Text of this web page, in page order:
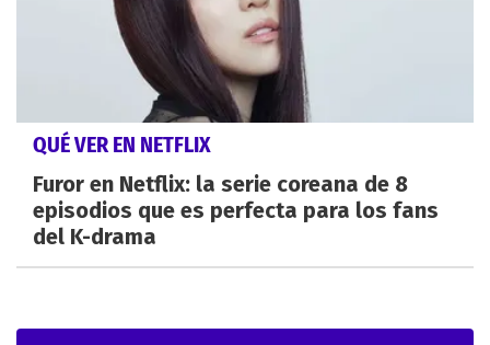
QUÉ VER EN NETFLIX
Furor en Netflix: la serie coreana de 8
episodios que es perfecta para los fans
del K-drama